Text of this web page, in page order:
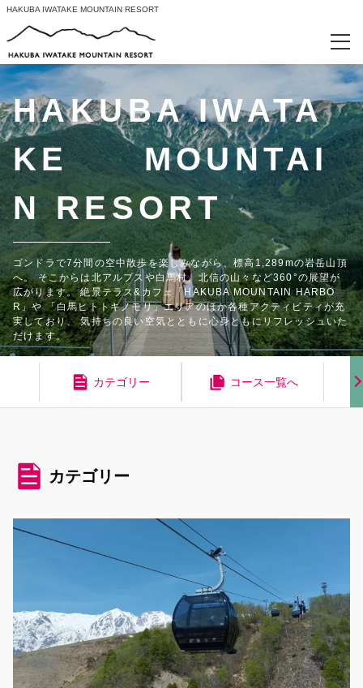
HAKUBA IWATAKE MOUNTAIN RESORT
カテゴリー
前売り入場券
HAKUBA ヤッホー! FESTIVAL
ログイン/予約確認
HAKUBA IWATA
KE MOUNTAI
N RESORT
ゴンドラで7分間の空中散歩を楽しみながら、標高1,289mの岩岳山頂
へ。 そこからは北アルプスや白馬村、北信の山々など360°の展望が
広がります。 絶景テラス&カフェ「HAKUBA MOUNTAIN HARBO
R」や 「白馬ヒトトキノモリ」エリアのほか各種アクティビティが充
実しており、 気持ちの良い空気とともに心身ともにリフレッシュいた
だけます。
カテゴリー コース一覧へ
カテゴリー